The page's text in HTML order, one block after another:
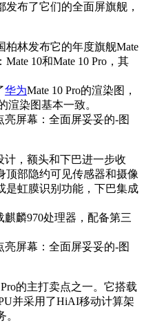
布了它们的全面屏旗舰，
柏林发布它的年度旗舰Mate
10和Mate 10 Pro，其
华为Mate 10 Pro的渲染图，
渲染图基本一致。
计，额头和下巴进一步收
顶部隐约可见传感器和摄像
是虹膜识别功能，下巴集成
麒麟970处理器，配备第三
的主打卖点之一。它搭载
并采用了HiAI移动计算架